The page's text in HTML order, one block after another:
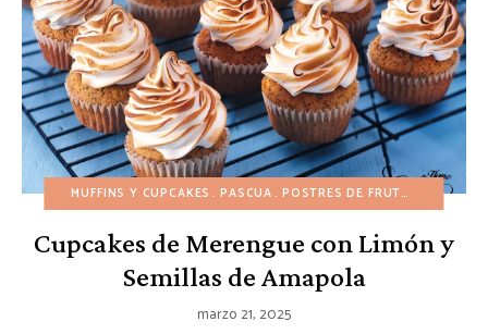
MUFFINS Y CUPCAKES PASCUA POSTRES DE FRUTAS
Cupcakes de Merengue con Limón y
Semillas de Amapola
marzo 21, 2025